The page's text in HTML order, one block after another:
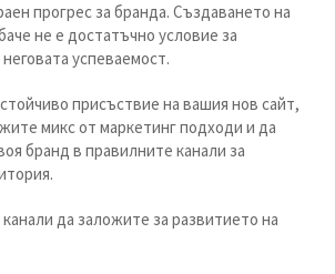
прогрес за бранда. Създаването на
не е достатъчно условие за
успеваемост.
присъствие на вашия нов сайт,
микс от маркетинг подходи и да
бранд в правилните канали за
да заложите за развитието на